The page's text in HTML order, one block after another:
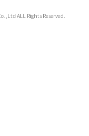
ALL Rights Reserved.